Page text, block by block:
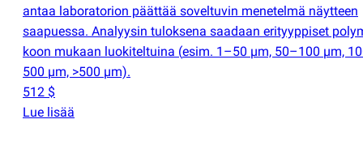
antaa laboratorion päättää soveltuvin menetelmä näytteen
saapuessa. Analyysin tuloksena saadaan erityyppiset
koon mukaan luokiteltuina (esim. 1–50 µm, 50–100 µm,
500 µm, >500 µm).
512 $
Lue lisää